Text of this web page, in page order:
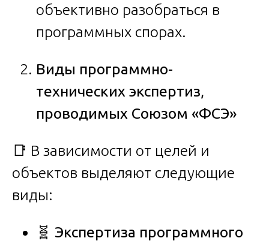
объективно разобраться в
программных спорах.
Виды программно-
технических экспертиз,
проводимых Союзом «ФСЭ»
📑 В зависимости от целей и
объектов выделяют следующие
виды:
🧬 Экспертиза программного